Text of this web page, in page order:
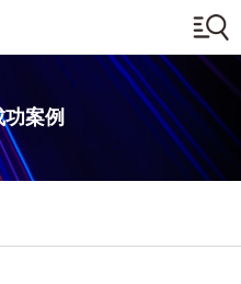
案例